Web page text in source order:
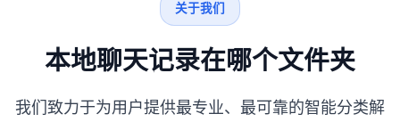
关于我们
本地聊天记录在哪个文件夹
我们致力于为用户提供最专业、最可靠的智能分类解